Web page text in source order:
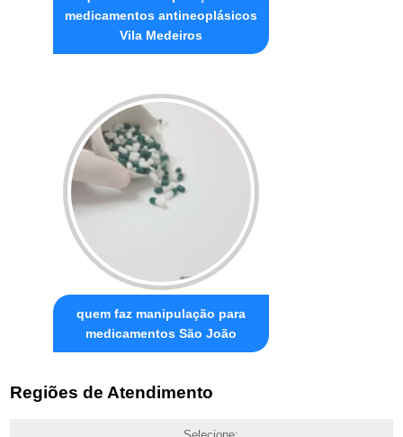
medicamentos antineoplásicos
Vila Medeiros
quem faz manipulação para
medicamentos São João
Regiões de Atendimento